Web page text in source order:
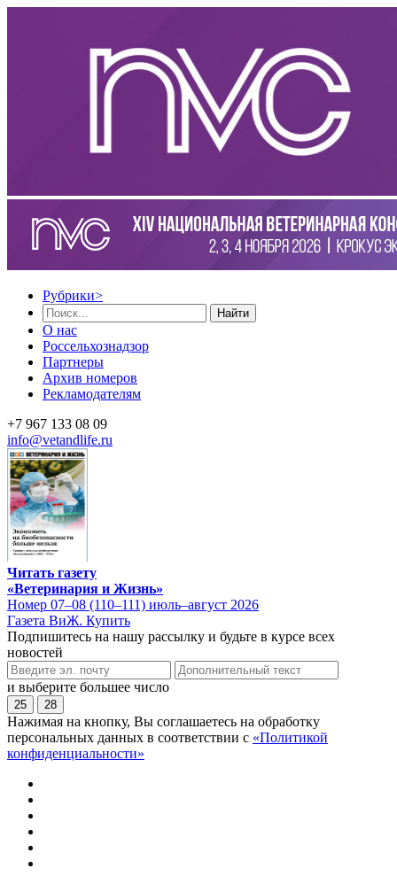
Рубрики>
Найти
О нас
Россельхознадзор
Партнеры
Архив номеров
Рекламодателям
+7 967 133 08 09
info@vetandlife.ru
Читать газету
«Ветеринария и Жизнь»
Номер 07–08 (110–111) июль–август 2026
Газета ВиЖ. Купить
Подпишитесь на нашу рассылку и будьте в курсе всех
новостей
и выберите большее число
25 28
Нажимая на кнопку, Вы соглашаетесь на обработку
персональных данных в соответствии с «Политикой
конфиденциальности»